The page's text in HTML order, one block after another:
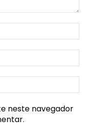
neste navegador